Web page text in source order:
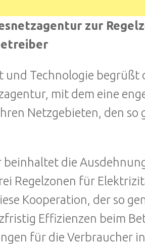
zur
Technologie begrüßt
mit dem eine
Netzgebieten, den so
beinhaltet die
Regelzonen für
Kooperation, der so
Effizienzen beim
für die Verbraucher